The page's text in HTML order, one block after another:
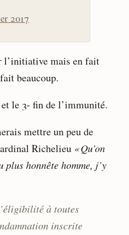
2017
l’initiative mais en fait
beaucoup.
et le 3- fin de l’immunité.
mettre un peu de
Richelieu « Qu’on
honnête homme, j’y
à toutes
inscrite